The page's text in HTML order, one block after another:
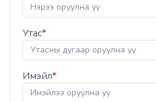
Утас*
Имэйл*